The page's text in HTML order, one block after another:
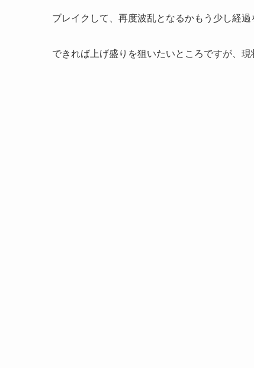
ブレイクして、再度波乱となるかもう少し経
できれば上げ盛りを狙いたいところですが、